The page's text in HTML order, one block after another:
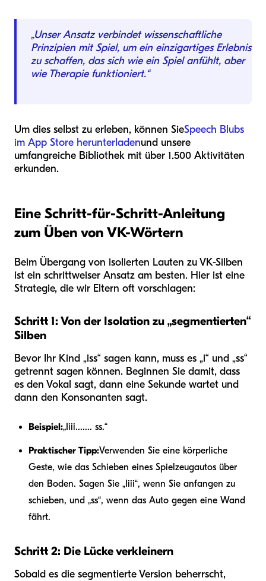
„Unser Ansatz verbindet wissenschaftliche
Prinzipien mit Spiel, um ein einzigartiges Erlebnis
zu schaffen, das sich wie ein Spiel anfühlt, aber
wie Therapie funktioniert.“
Um dies selbst zu erleben, können SieSpeech Blubs
im App Store herunterladenund unsere
umfangreiche Bibliothek mit über 1.500 Aktivitäten
erkunden.
Eine Schritt-für-Schritt-Anleitung
zum Üben von VK-Wörtern
Beim Übergang von isolierten Lauten zu VK-Silben
ist ein schrittweiser Ansatz am besten. Hier ist eine
Strategie, die wir Eltern oft vorschlagen:
Schritt 1: Von der Isolation zu „segmentierten“
Silben
Bevor Ihr Kind „iss“ sagen kann, muss es „i“ und „ss“
getrennt sagen können. Beginnen Sie damit, dass
es den Vokal sagt, dann eine Sekunde wartet und
dann den Konsonanten sagt.
Beispiel:„Iiii....... ss.“
Praktischer Tipp:Verwenden Sie eine körperliche
Geste, wie das Schieben eines Spielzeugautos über
den Boden. Sagen Sie „Iiii“, wenn Sie anfangen zu
schieben, und „ss“, wenn das Auto gegen eine Wand
fährt.
Schritt 2: Die Lücke verkleinern
Sobald es die segmentierte Version beherrscht,